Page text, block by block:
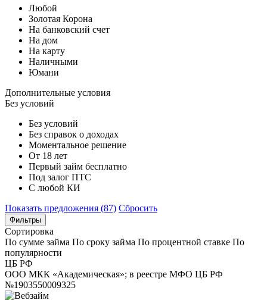
Любой
Золотая Корона
На банковский счет
На дом
На карту
Наличными
Юмани
Дополнительные условия
Без условий
Без условий
Без справок о доходах
Моментальное решение
От 18 лет
Первый займ бесплатно
Под залог ПТС
С любой КИ
Показать предложения (87) Сбросить
Фильтры
Сортировка
По сумме займа По сроку займа По процентной ставке По
популярности
ЦБ РФ
ООО МКК «Академическая»; в реестре МФО ЦБ РФ
№1903550009325